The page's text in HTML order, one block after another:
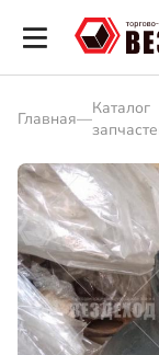
Главная—
Каталог